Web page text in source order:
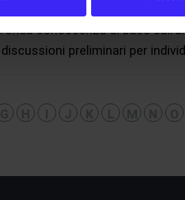
conoscenza di base
preliminari per